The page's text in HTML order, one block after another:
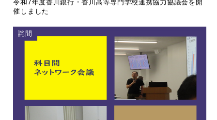
令和7年度香川銀行・香川高等専門学校連携協力協議会を開
催しました
詫間